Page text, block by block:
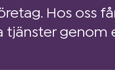
Hos oss
tjänster genom